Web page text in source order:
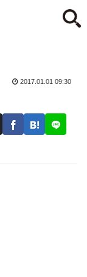
2017.01.01 09:30